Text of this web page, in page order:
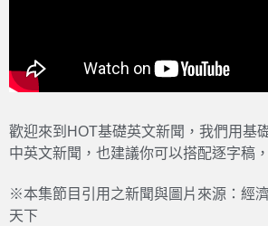
歡迎來到HOT基礎英文新聞，我們用基
中英文新聞，也建議你可以搭配逐字稿
※本集節目引用之新聞與圖片來源：經
天下